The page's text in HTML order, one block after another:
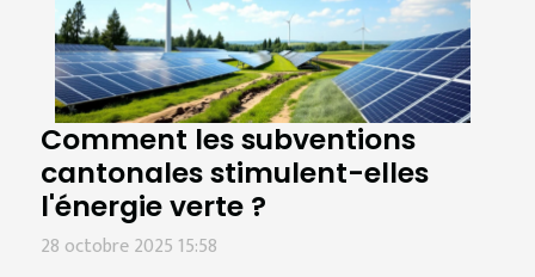
Comment les subventions
cantonales stimulent-elles
l'énergie verte ?
28 octobre 2025 15:58